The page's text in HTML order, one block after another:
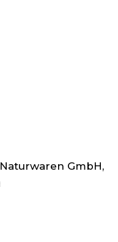
GmbH,